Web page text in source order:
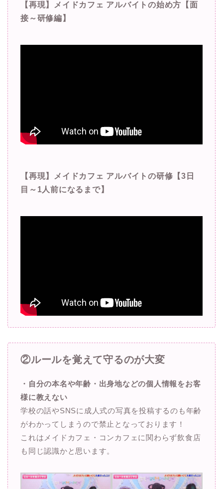
【再現】メイドカフェ アルバイトの始め方【面
接～研修編】
【再現】メイドカフェ アルバイトの研修【3日
目～1人前になるまで】
②ルールを覚えて守るのが大変
・自分の本名や年齢・出身地などの個人情報をお客
様に教えない
学校の話やSNSに成人式の写真を投稿するのも年齢
がわかってしまうので禁止となっております！
これはメイドカフェ・コンカフェに関わらず飲食店
も同じ認識かと思います。